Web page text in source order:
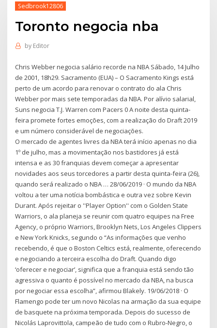
Sedbrook12806
Toronto negocia nba
by Editor
Chris Webber negocia salário recorde na NBA Sábado, 14 Julho
de 2001, 18h29. Sacramento (EUA) – O Sacramento Kings está
perto de um acordo para renovar o contrato do ala Chris
Webber por mais sete temporadas da NBA. Por alívio salarial,
Suns negocia T.J. Warren com Pacers 0 A noite desta quinta-
feira promete fortes emoções, com a realização do Draft 2019
e um número considerável de negociações.
O mercado de agentes livres da NBA terá início apenas no dia
1º de julho, mas a movimentação nos bastidores já está
intensa e as 30 franquias devem começar a apresentar
novidades aos seus torcedores a partir desta quinta-feira (26),
quando será realizado o NBA … 28/06/2019 · O mundo da NBA
voltou a ter uma notícia bombástica e outra vez sobre Kevin
Durant. Após rejeitar o ''Player Option'' com o Golden State
Warriors, o ala planeja se reunir com quatro equipes na Free
Agency, o próprio Warriors, Brooklyn Nets, Los Angeles Clippers
e New York Knicks, segundo o “As informações que venho
recebendo, é que o Boston Celtics está, realmente, oferecendo
e negociando a terceira escolha do Draft. Quando digo
‘oferecer e negociar’, significa que a franquia está sendo tão
agressiva o quanto é possível no mercado da NBA, na busca
por negociar essa escolha”, afirmou Blakely. 19/06/2018 · O
Flamengo pode ter um novo Nicolas na armação da sua equipe
de basquete na próxima temporada. Depois do sucesso de
Nicolás Laprovittola, campeão de tudo com o Rubro-Negro, o